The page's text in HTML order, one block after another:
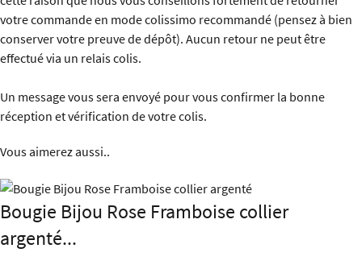
votre commande en mode colissimo recommandé (pensez à bien
conserver votre preuve de dépôt). Aucun retour ne peut être
effectué via un relais colis.
Un message vous sera envoyé pour vous confirmer la bonne
réception et vérification de votre colis.
Vous aimerez aussi..
Bougie Bijou Rose Framboise collier
argenté...